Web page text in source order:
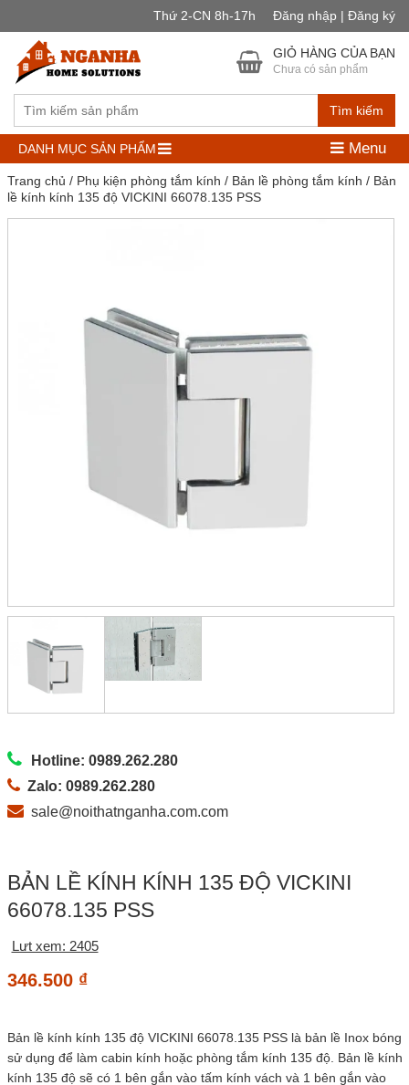
Thứ 2-CN 8h-17h Đăng nhập | Đăng ký
Tìm kiếm
GIỎ HÀNG CỦA BẠN
Chưa có sản phẩm
DANH MỤC SẢN PHẨM Menu
Trang chủ / Phụ kiện phòng tắm kính / Bản lề phòng tắm kính / Bản
lề kính kính 135 độ VICKINI 66078.135 PSS
Hotline: 0989.262.280
Zalo: 0989.262.280
sale@noithatnganha.com.com
BẢN LỀ KÍNH KÍNH 135 ĐỘ VICKINI
66078.135 PSS
Lưt xem: 2405
346.500 ₫
Bản lề kính kính 135 độ VICKINI 66078.135 PSS là bản lề Inox bóng
sử dụng để làm cabin kính hoặc phòng tắm kính 135 độ. Bản lề kính
kính 135 độ sẽ có 1 bên gắn vào tấm kính vách và 1 bên gắn vào